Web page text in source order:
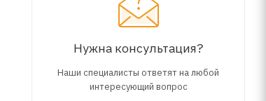
Нужна консультация?
Наши специалисты ответят на любой
интересующий вопрос